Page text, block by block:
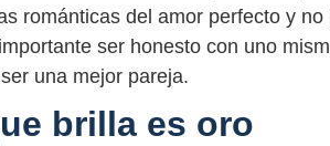
románticas del amor perfecto y
ser honesto con uno
una mejor pareja.
brilla es oro